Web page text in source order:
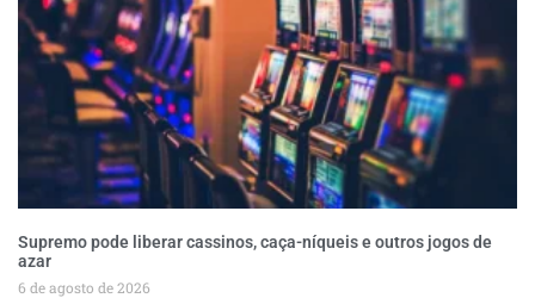
Supremo pode liberar cassinos, caça-níqueis e outros jogos de
azar
6 de agosto de 2026